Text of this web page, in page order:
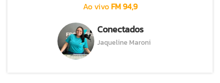
Ao vivo FM 94,9
Conectados
Jaqueline Maroni